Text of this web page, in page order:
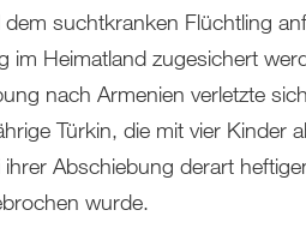
suchtkranken Flüchtling
im Heimatland zugesichert
nach Armenien verletzte
Türkin, die mit vier Kinder
ihrer Abschiebung derart
wurde.